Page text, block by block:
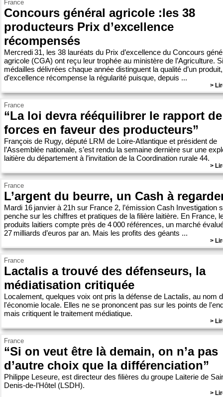
France
Concours général agricole :les 38
producteurs Prix d’excellence
récompensés
Mercredi 31, les 38 lauréats du Prix d’excellence du Concours
agricole (CGA) ont reçu leur trophée au ministère de l’Agriculture.
médailles délivrées chaque année distinguent la qualité d’un
d’excellence récompense la régularité puisque, depuis ...
>
France
“La loi devra rééquilibrer le rapport de
forces en faveur des producteurs”
François de Rugy, député LRM de Loire-Atlantique et président de
l’Assemblée nationale, s’est rendu la semaine dernière sur une
laitière du département à l’invitation de la Coordination rurale 44.
>
France
L’argent du beurre, un Cash à
Mardi 16 janvier à 21h sur France 2, l’émission Cash Investigation
penche sur les chiffres et pratiques de la filière laitière. En France,
produits laitiers compte près de 4 000 références, un marché
27 milliards d’euros par an. Mais les profits des géants ...
>
France
Lactalis a trouvé des défenseurs, la
médiatisation critiquée
Localement, quelques voix ont pris la défense de Lactalis, au nom
l'économie locale. Elles ne se prononcent pas sur les points de
mais critiquent le traitement médiatique.
>
France
“Si on veut être là demain, on n’a pas
d’autre choix que la différenciation”
Philippe Leseure, est directeur des filières du groupe Laiterie de
Denis-de-l’Hôtel (LSDH).
>